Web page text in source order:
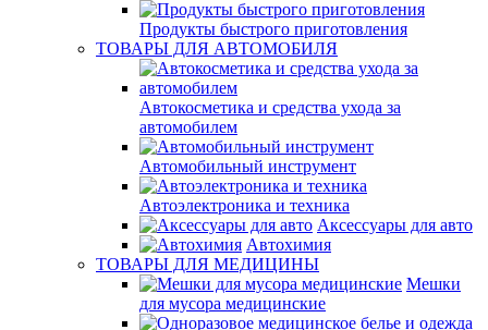
Продукты быстрого приготовления
ТОВАРЫ ДЛЯ АВТОМОБИЛЯ
Автокосметика и средства ухода за
автомобилем
Автомобильный инструмент
Автоэлектроника и техника
Аксессуары для авто
Автохимия
ТОВАРЫ ДЛЯ МЕДИЦИНЫ
Мешки
для мусора медицинские